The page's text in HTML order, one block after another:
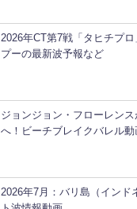
2026年CT第7戦「タヒチプ
プーの最新波予報など
ジョンジョン・フローレン
へ！ビーチブレイクバレル動
2026年7月：バリ島（インド